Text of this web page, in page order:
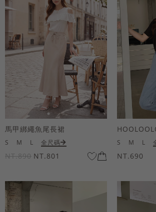
馬甲綁繩魚尾長裙
S M L 全尺碼
NT.890 NT.801
S M L
NT.690